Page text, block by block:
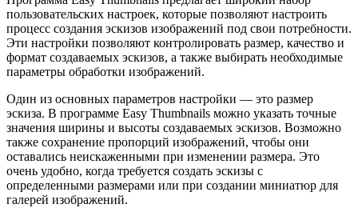
пользовательских настроек, которые позволяют настроить
процесс создания эскизов изображений под свои потребности.
Эти настройки позволяют контролировать размер, качество и
формат создаваемых эскизов, а также выбирать необходимые
параметры обработки изображений.
Один из основных параметров настройки — это размер
эскиза. В программе Easy Thumbnails можно указать точные
значения ширины и высоты создаваемых эскизов. Возможно
также сохранение пропорций изображений, чтобы они
оставались неискаженными при изменении размера. Это
очень удобно, когда требуется создать эскизы с
определенными размерами или при создании миниатюр для
галерей изображений.